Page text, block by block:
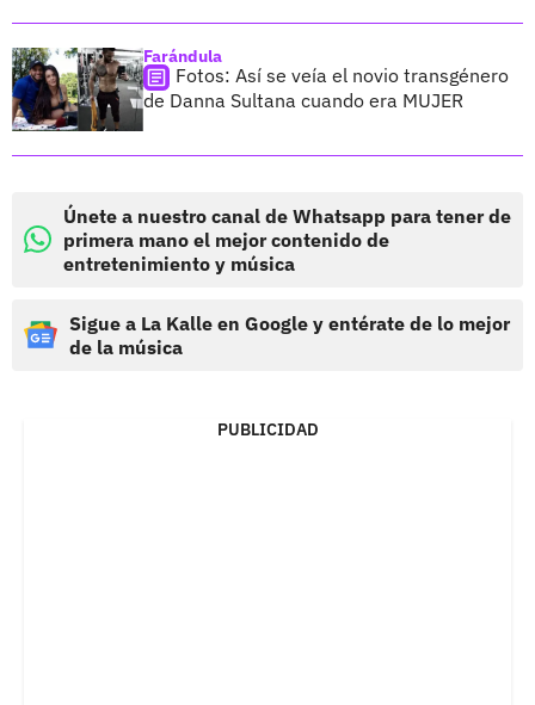
Farándula
Fotos: Así se veía el novio transgénero
de Danna Sultana cuando era MUJER
Únete a nuestro canal de Whatsapp para tener de
primera mano el mejor contenido de
entretenimiento y música
Sigue a La Kalle en Google y entérate de lo mejor
de la música
PUBLICIDAD